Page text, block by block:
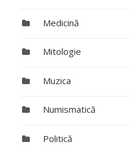
Medicină
Mitologie
Muzica
Numismatică
Politică